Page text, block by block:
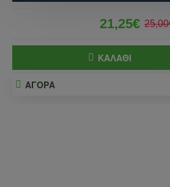
21,25€
ΚΑΛΆΘΙ
ΑΓΟΡΑ